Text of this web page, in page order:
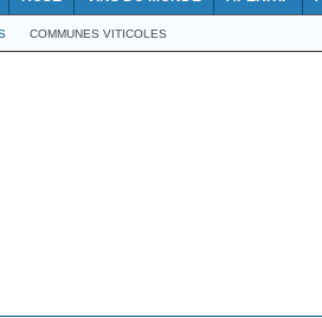
COMMUNES VITICOLES